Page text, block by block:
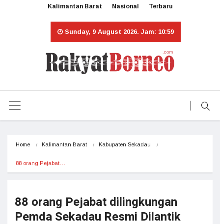
Kalimantan Barat Nasional Terbaru
Sunday, 9 August 2026. Jam: 10:59
Home Kalimantan Barat Kabupaten Sekadau
88 orang Pejabat…
88 orang Pejabat dilingkungan
Pemda Sekadau Resmi Dilantik